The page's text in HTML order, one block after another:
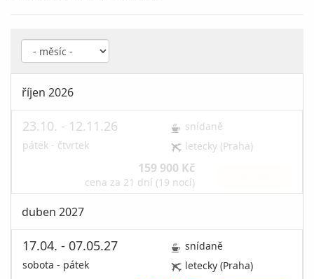
říjen 2026
23.10. - 12.11.26
pátek - čtvrtek
snídaně
letecky (Praha)
159 900 Kč
cena za 21 dní (19 nocí)
duben 2027
17.04. - 07.05.27
sobota - pátek
snídaně
letecky (Praha)